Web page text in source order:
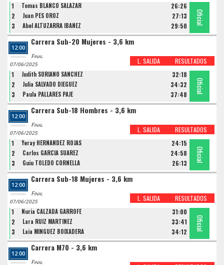
1 Tomas BLANCO SALAZAR 26:26
Oficial
2 Juan PES OROZ 27:13 Oficial
3 Abel ALTUZARRA IBAÑEZ 29:50
Oficial
12:00
Carrera Sub-20 Mujeres - 3,6 km
Final
L. SALIDA RESULTADOS
07/06/2025
1 Judith SORIANO SANCHEZ 32:18
Oficial
2 Julia SALVADO DIEGUEZ 34:32 Oficial
3 Paula PALLARES PAJE 37:48
Oficial
12:00
Carrera Sub-18 Hombres - 3,6 km
Final
L. SALIDA RESULTADOS
07/06/2025
1 Yeray HERNANDEZ ROJAS 24:15
Oficial
2 Carlos GARCIA SUAREZ 24:58 Oficial
3 Guiu TOLEDO CORNELLA 26:13
Oficial
12:00
Carrera Sub-18 Mujeres - 3,6 km
Final
L. SALIDA RESULTADOS
07/06/2025
1 Nuria CALZADA GARROFE 31:00
Oficial
2 Lara RUIZ MARTINEZ 33:41 Oficial
3 Laia MINGUEZ BOIXADERA 34:12
Oficial
12:00
Carrera M70 - 3,6 km
Final